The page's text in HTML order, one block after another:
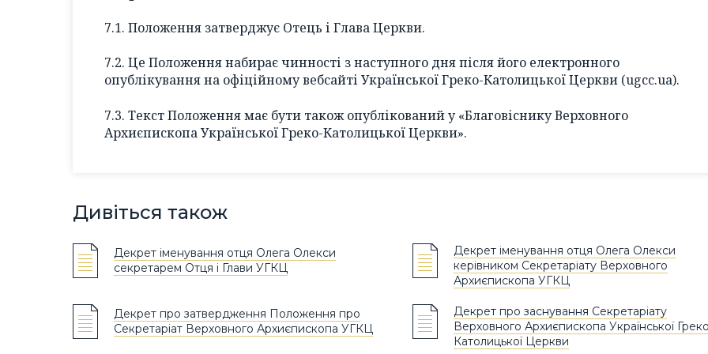
7.1. Положення затверджує Отець і Глава Церкви.
7.2. Це Положення набирає чинності з наступного дня після його електронного
опублікування на офіційному вебсайті Української Греко-Католицької Церкви (ugcc.ua).
7.3. Текст Положення має бути також опублікований у «Благовіснику Верховного
Архиєпископа Української Греко-Католицької Церкви».
Дивіться також
Декрет іменування отця Олега Олекси
секретарем Отця і Глави УГКЦ
Декрет іменування отця Олега Олекси
керівником Секретаріату Верховного
Архиєпископа УГКЦ
Декрет про затвердження Положення про
Секретаріат Верховного Архиєпископа УГКЦ
Декрет про заснування Секретаріату
Верховного Архиєпископа Української
Католицької Церкви